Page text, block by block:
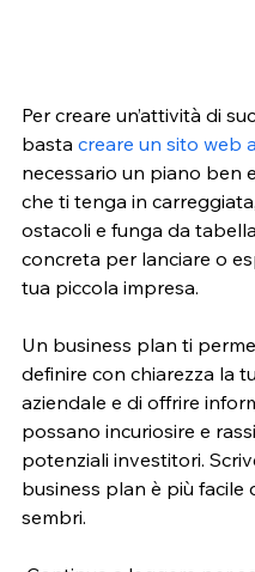
Per creare un’attività di
basta creare un sito web
necessario un piano ben
che ti tenga in
ostacoli e funga da
concreta per lanciare o
tua piccola impresa.
Un business plan ti
definire con chiarezza la
aziendale e di offrire
possano incuriosire e
potenziali investitori.
business plan è più facile
sembri.